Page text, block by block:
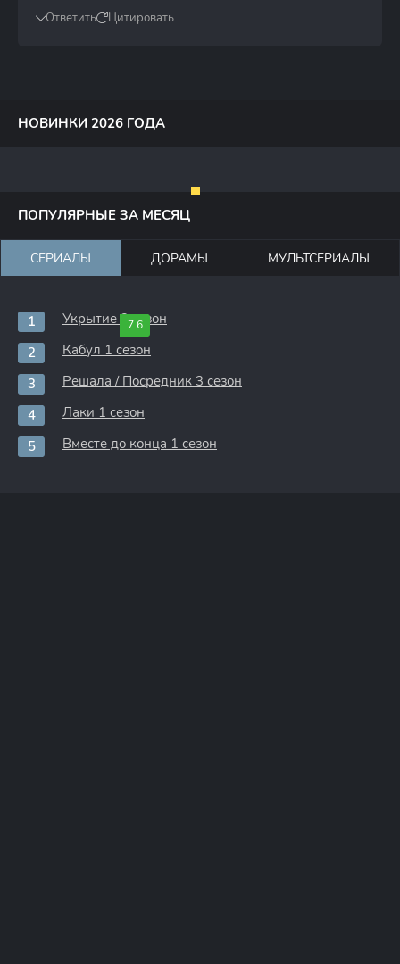
Ответить Цитировать
НОВИНКИ 2026 ГОДА
ПОПУЛЯРНЫЕ ЗА МЕСЯЦ
СЕРИАЛЫ ДОРАМЫ МУЛЬТСЕРИАЛЫ
7.6
Укрытие 3 сезон
Кабул 1 сезон
Решала / Посредник 3 сезон
Лаки 1 сезон
Вместе до конца 1 сезон